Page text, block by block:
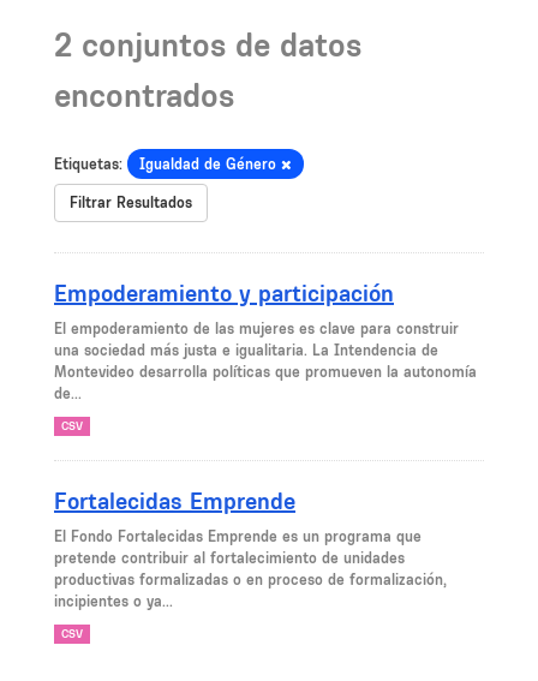
2 conjuntos de datos
encontrados
Etiquetas: Igualdad de Género
Filtrar Resultados
Empoderamiento y participación
El empoderamiento de las mujeres es clave para construir
una sociedad más justa e igualitaria. La Intendencia de
Montevideo desarrolla políticas que promueven la autonomía
de...
CSV
Fortalecidas Emprende
El Fondo Fortalecidas Emprende es un programa que
pretende contribuir al fortalecimiento de unidades
productivas formalizadas o en proceso de formalización,
incipientes o ya...
CSV